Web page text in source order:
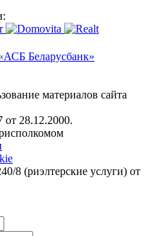
материалов сайта
28.12.2000.
8 (риэлтерские услуги) от